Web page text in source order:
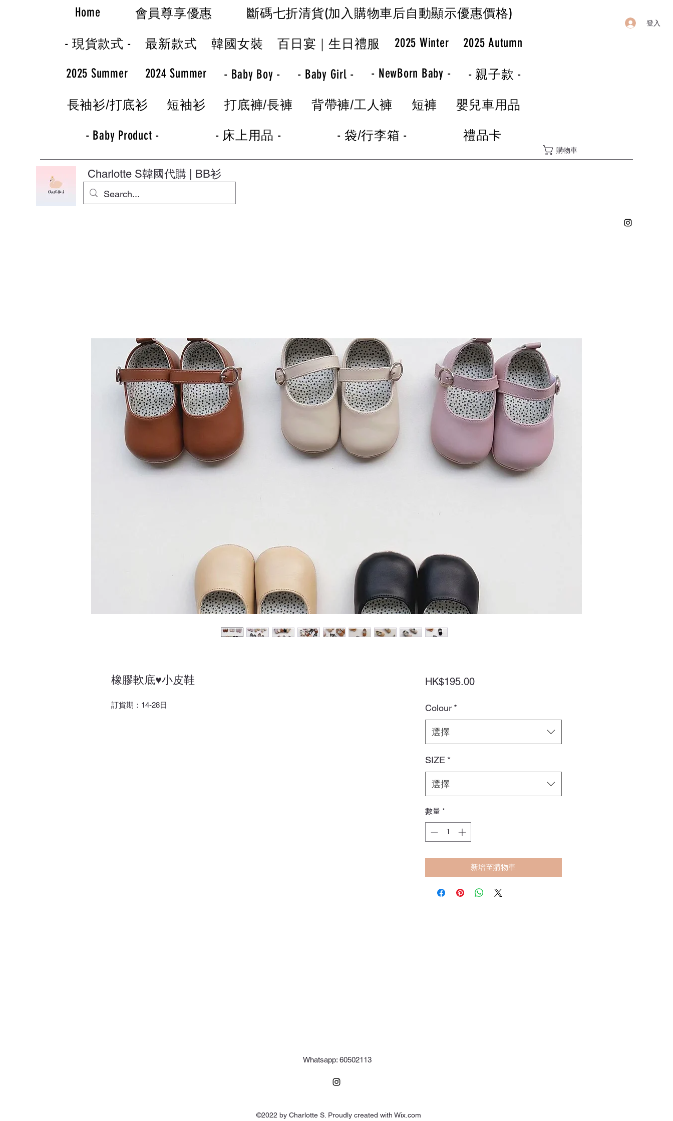
登入
Home 會員尊享優惠 斷碼七折清貨(加入購物車后自動顯示優惠價格)
- 現貨款式 - 最新款式 韓國女裝 百日宴｜生日禮服 2025 Winter 2025 Autumn
2025 Summer 2024 Summer - Baby Boy - - Baby Girl - - NewBorn Baby - - 親子款 -
長袖衫/打底衫 短袖衫 打底褲/長褲 背帶褲/工人褲 短褲 嬰兒車用品
- Baby Product - - 床上用品 - - 袋/行李箱 - 禮品卡
購物車
Charlotte S韓國代購 | BB衫
橡膠軟底♥小皮鞋
訂貨期：14-28日
HK$195.00價
Colour *
選擇
SIZE *
選擇
數量 *
新增至購物車
Whatsapp: 60502113
©2022 by Charlotte S. Proudly created with Wix.com